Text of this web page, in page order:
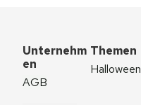
Unternehm
en
AGB
Themen
Halloween